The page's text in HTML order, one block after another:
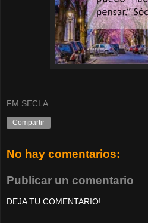
FM SECLA
Compartir
No hay comentarios:
Publicar un comentario
DEJA TU COMENTARIO!